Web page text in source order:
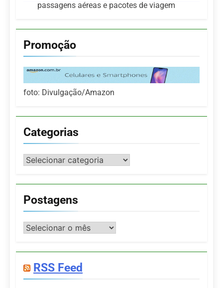
passagens aéreas e pacotes de viagem
Promoção
foto: Divulgação/Amazon
Categorias
Categorias
Postagens
Postagens
RSS Feed